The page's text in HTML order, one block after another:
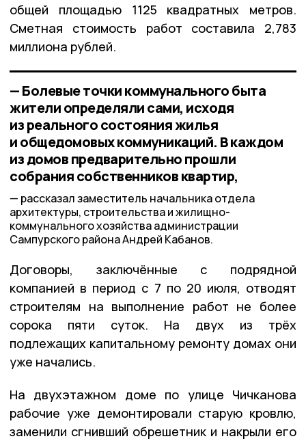
общей площадью 1125 квадратных метров.
Сметная стоимость работ составила 2,783
миллиона рублей.
— Болевые точки коммунального быта
жители определяли сами, исходя
из реального состояния жилья
и общедомовых коммуникаций. В каждом
из домов предварительно прошли
собрания собственников квартир,
рассказал заместитель начальника отдела
архитектуры, строительства и жилищно-
коммунального хозяйства администрации
Сампурского района Андрей Кабанов.
Договоры, заключённые с подрядной
компанией в период с 7 по 20 июля, отводят
строителям на выполнение работ не более
сорока пяти суток. На двух из трёх
подлежащих капитальному ремонту домах они
уже начались.
На двухэтажном доме по улице Чичканова
рабочие уже демонтировали старую кровлю,
заменили сгнивший обрешетник и накрыли его